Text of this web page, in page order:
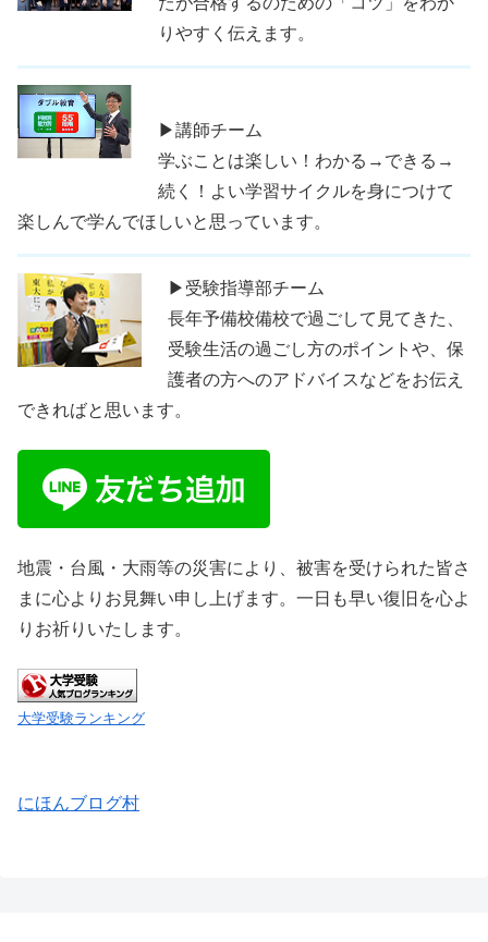
りやすく伝えます。
▶講師チーム
学ぶことは楽しい！わかる→できる→
続く！よい学習サイクルを身につけて
楽しんで学んでほしいと思っています。
▶受験指導部チーム
長年予備校備校で過ごして見てきた、
受験生活の過ごし方のポイントや、保
護者の方へのアドバイスなどをお伝え
できればと思います。
地震・台風・大雨等の災害により、被害を受けられた皆さ
まに心よりお見舞い申し上げます。一日も早い復旧を心よ
りお祈りいたします。
大学受験ランキング
にほんブログ村